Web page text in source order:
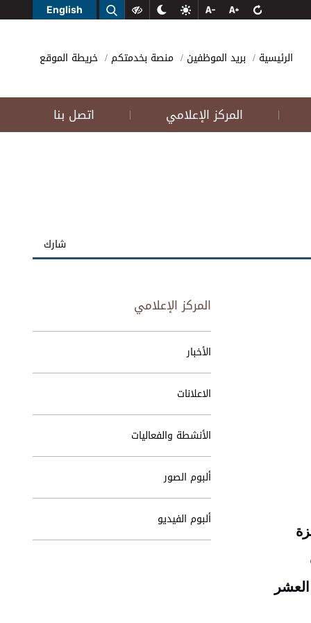
English
الرئيسية بريد الموظفين منصة بخدمتكم خريطة الموقع
| المركز الإعلامي | اتصل بنا
شارك
المركز الإعلامي
الأخبار
الاعلانات
الأنشطة والفعاليات
ألبوم الصور
ألبوم الفيديو